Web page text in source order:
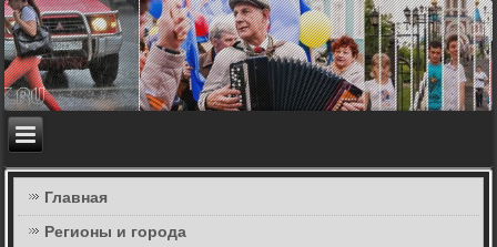
Главная
Регионы и города